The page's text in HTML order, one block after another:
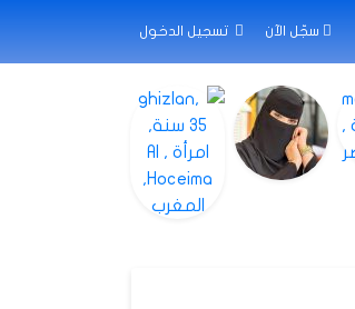
سجّل الآن تسجيل الدخول